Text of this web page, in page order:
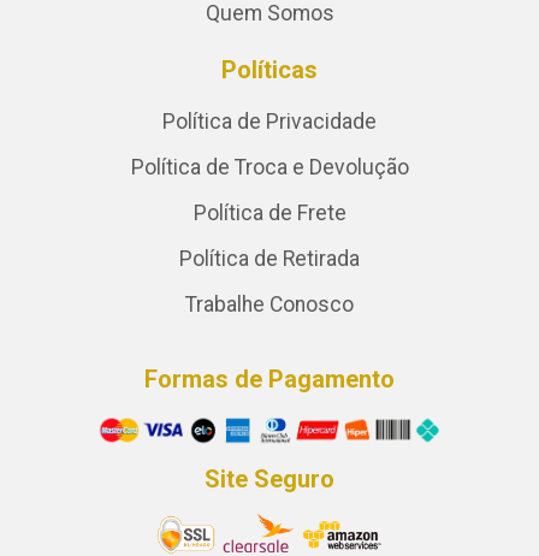
Quem Somos
Políticas
Política de Privacidade
Política de Troca e Devolução
Política de Frete
Política de Retirada
Trabalhe Conosco
Formas de Pagamento
Site Seguro